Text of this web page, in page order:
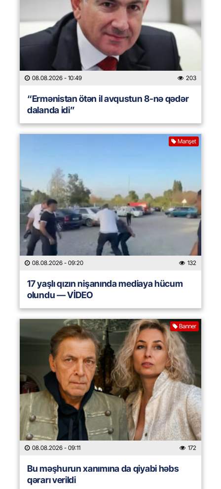
08.08.2026 - 10:49 203
“Ermənistan ötən il avqustun 8-nə qədər
dalanda idi”
Manşet
08.08.2026 - 09:20 132
17 yaşlı qızın nişanında mediaya hücum
olundu — VİDEO
Banner
08.08.2026 - 09:11 172
Bu məşhurun xanımına da qiyabi həbs
qərarı verildi